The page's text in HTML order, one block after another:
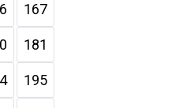
167
181
195